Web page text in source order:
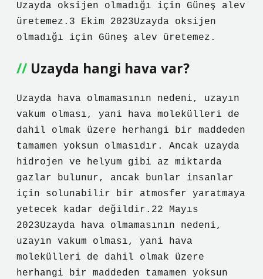
Uzayda oksijen olmadığı için Güneş alev
üretemez.3 Ekim 2023Uzayda oksijen
olmadığı için Güneş alev üretemez.
Uzayda hangi hava var?
Uzayda hava olmamasının nedeni, uzayın
vakum olması, yani hava molekülleri de
dahil olmak üzere herhangi bir maddeden
tamamen yoksun olmasıdır. Ancak uzayda
hidrojen ve helyum gibi az miktarda
gazlar bulunur, ancak bunlar insanlar
için solunabilir bir atmosfer yaratmaya
yetecek kadar değildir.22 Mayıs
2023Uzayda hava olmamasının nedeni,
uzayın vakum olması, yani hava
molekülleri de dahil olmak üzere
herhangi bir maddeden tamamen yoksun